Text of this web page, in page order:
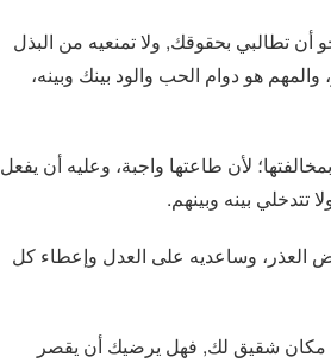
أن تطالبي بحقوقك, ولا تمنعيه من البذل
هو دوام الحب والود بينك وبينه،
لأن طاعتها واجبة، وعليه أن يفعل
بينه وبينهم.
العذر، وساعديه على العدل وإعطاء كل
مكان شقيق لك, فهل يرضيك أن يقصر